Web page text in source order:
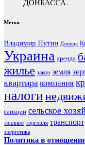
ДОНБАССА.
Метки
Владимир Путин Донецк
Украина аренда
жилье закон земля
квартира компания
налоги
санкции сельское
топливо торговля транспорт
энергетика
Политика в